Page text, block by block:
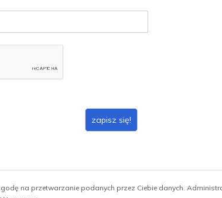
zapisz się!
na przetwarzanie podanych przez Ciebie danych.